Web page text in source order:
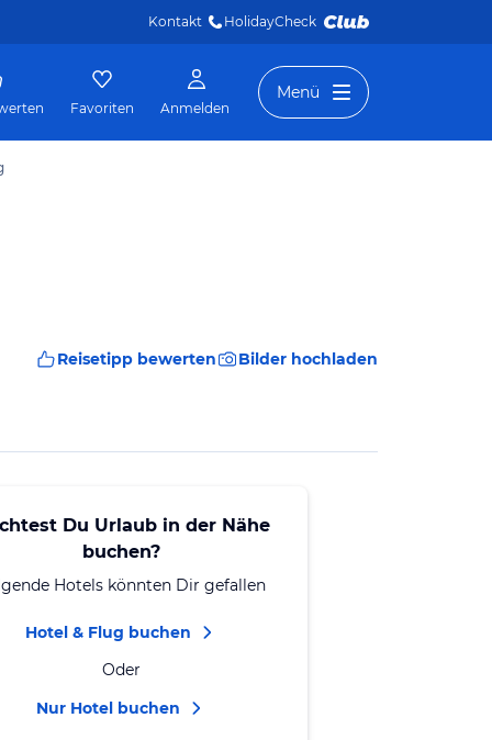
Kontakt HolidayCheck
Favoriten Anmelden
Menü
Reisetipp bewerten Bilder hochladen
Du Urlaub in der Nähe
buchen?
Hotels könnten Dir gefallen
Hotel & Flug buchen
Oder
Nur Hotel buchen